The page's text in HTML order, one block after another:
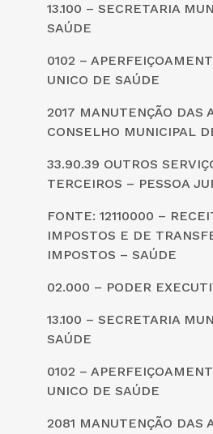
13.100 – SECRETARIA
SAÚDE
0102 –
UNICO DE SAÚDE
2017 MANUTENÇÃO DAS
CONSELHO MUNICIPAL
33.90.39 OUTROS
TERCEIROS – PESSOA
FONTE: 12110000 –
IMPOSTOS E DE
IMPOSTOS – SAÚDE
02.000 – PODER
13.100 – SECRETARIA
SAÚDE
0102 –
UNICO DE SAÚDE
2081 MANUTENÇÃO DAS